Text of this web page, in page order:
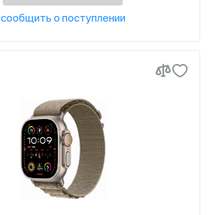
сообщить о поступлении